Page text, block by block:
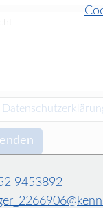
9453892